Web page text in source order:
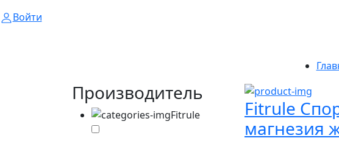
Войти
Производитель
Fitrule
Fitrule
магнезия